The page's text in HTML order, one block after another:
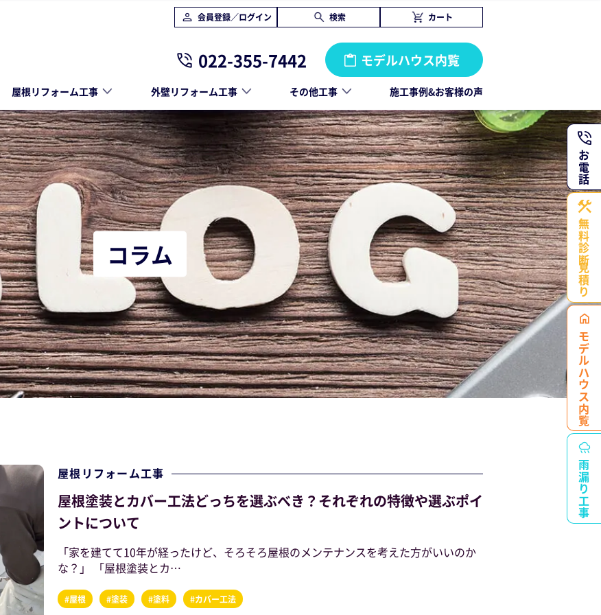
会員登録／ログイン 検索 カート
022-355-7442 モデルハウス内覧
屋根リフォーム工事 外壁リフォーム工事 その他工事 施工事例&お客様の声
コラム
屋根リフォーム工事
屋根塗装とカバー工法どっちを選ぶべき？それぞれの特徴や選ぶポイ
ントについて
「家を建てて10年が経ったけど、そろそろ屋根のメンテナンスを考えた方がいいのか
な？」 「屋根塗装とカ…
#屋根 #塗装 #塗料 #カバー工法
お電話
無料診断・
見積り
モデルハウス
内覧
雨漏り工事